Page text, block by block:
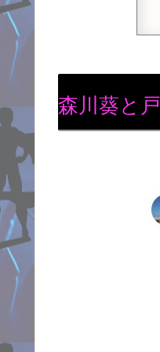
森川葵と